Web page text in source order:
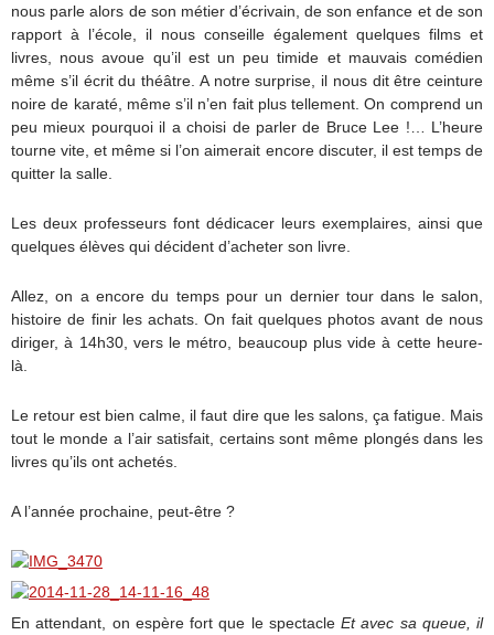
nous parle alors de son métier d’écrivain, de son enfance et de son
rapport à l’école, il nous conseille également quelques films et
livres, nous avoue qu’il est un peu timide et mauvais comédien
même s’il écrit du théâtre. A notre surprise, il nous dit être ceinture
noire de karaté, même s’il n’en fait plus tellement. On comprend un
peu mieux pourquoi il a choisi de parler de Bruce Lee !… L’heure
tourne vite, et même si l’on aimerait encore discuter, il est temps de
quitter la salle.
Les deux professeurs font dédicacer leurs exemplaires, ainsi que
quelques élèves qui décident d’acheter son livre.
Allez, on a encore du temps pour un dernier tour dans le salon,
histoire de finir les achats. On fait quelques photos avant de nous
diriger, à 14h30, vers le métro, beaucoup plus vide à cette heure-
là.
Le retour est bien calme, il faut dire que les salons, ça fatigue. Mais
tout le monde a l’air satisfait, certains sont même plongés dans les
livres qu’ils ont achetés.
A l’année prochaine, peut-être ?
En attendant, on espère fort que le spectacle Et avec sa queue, il